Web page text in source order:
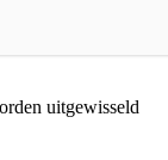
uitgewisseld